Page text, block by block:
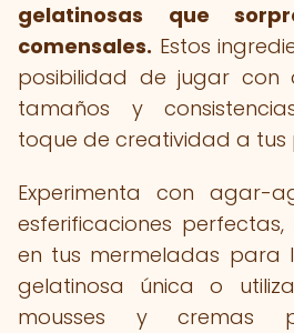
gelatinosas que
comensales. Estos
posibilidad de jugar con
tamaños y
toque de creatividad a tus
Experimenta con agar-
esferificaciones
en tus mermeladas para
gelatinosa única o
mousses y cremas